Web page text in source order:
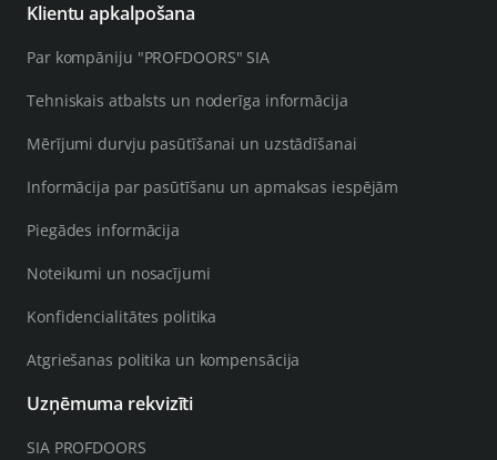
Klientu apkalpošana
Par kompāniju "PROFDOORS" SIA
Tehniskais atbalsts un noderīga informācija
Mērījumi durvju pasūtīšanai un uzstādīšanai
Informācija par pasūtīšanu un apmaksas iespējām
Piegādes informācija
Noteikumi un nosacījumi
Konfidencialitātes politika
Atgriešanas politika un kompensācija
Uzņēmuma rekvizīti
SIA PROFDOORS